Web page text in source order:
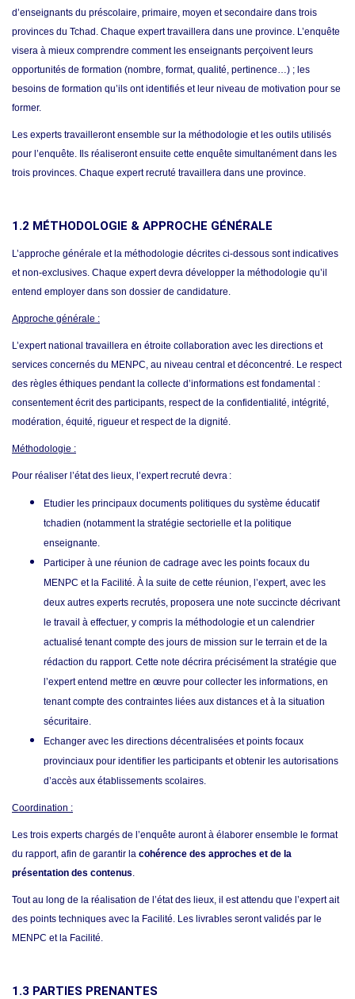
d’enseignants du préscolaire, primaire, moyen et secondaire dans trois
provinces du Tchad. Chaque expert travaillera dans une province. L’enquête
visera à mieux comprendre comment les enseignants perçoivent leurs
opportunités de formation (nombre, format, qualité, pertinence…) ; les
besoins de formation qu’ils ont identifiés et leur niveau de motivation pour se
former.
Les experts travailleront ensemble sur la méthodologie et les outils utilisés
pour l’enquête. Ils réaliseront ensuite cette enquête simultanément dans les
trois provinces. Chaque expert recruté travaillera dans une province.
1.2 MÉTHODOLOGIE & APPROCHE GÉNÉRALE
L’approche générale et la méthodologie décrites ci-dessous sont indicatives
et non-exclusives. Chaque expert devra développer la méthodologie qu’il
entend employer dans son dossier de candidature.
Approche générale :
L’expert national travaillera en étroite collaboration avec les directions et
services concernés du MENPC, au niveau central et déconcentré. Le respect
des règles éthiques pendant la collecte d’informations est fondamental :
consentement écrit des participants, respect de la confidentialité, intégrité,
modération, équité, rigueur et respect de la dignité.
Méthodologie :
Pour réaliser l’état des lieux , l’expert recruté devra :
Etudier les principaux documents politiques du système éducatif
tchadien (notamment la stratégie sectorielle et la politique
enseignante.
Participer à une réunion de cadrage avec les points focaux du
MENPC et la Facilité. À la suite de cette réunion, l’expert, avec les
deux autres experts recrutés, proposera une note succincte décrivant
le travail à effectuer, y compris la méthodologie et un calendrier
actualisé tenant compte des jours de mission sur le terrain et de la
rédaction du rapport. Cette note décrira précisément la stratégie que
l’expert entend mettre en œuvre pour collecter les informations, en
tenant compte des contraintes liées aux distances et à la situation
sécuritaire
Echanger avec les directions décentralisées et points focaux
provinciaux pour identifier les participants et obtenir les autorisations
d’accès aux établissements scolaires
Coordination :
Les trois experts chargés de l’enquête auront à élaborer ensemble le format
du rapport, afin de garantir la cohérence des approches et de la
présentation des contenus
Tout au long de la réalisation de l’état des lieux, il est attendu que l’expert ait
des points techniques avec la Facilité. Les livrables seront validés par le
MENPC et la Facilité.
1.3 PARTIES PRENANTES